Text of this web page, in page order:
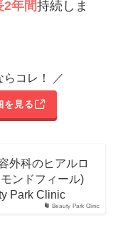
2年間持続しま
らコレ！ ／
を見る
Beauty Park Clinic
外科のヒアルロ
ンドフィール)
Park Clinic